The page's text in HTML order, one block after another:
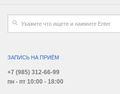
ЗАПИСЬ НА ПРИЁМ
+7 (985) 312-66-99
пн - пт 10:00 - 18:00